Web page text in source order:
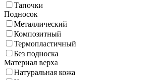
Тапочки
Подносок
Металлический
Композитный
Термопластичный
Без подноска
Материал верха
Натуральная кожа